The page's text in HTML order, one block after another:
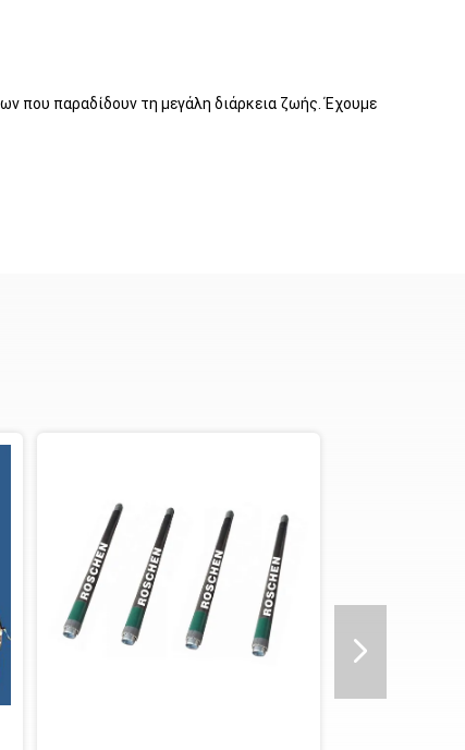
που παραδίδουν τη μεγάλη διάρκεια ζωής. Έχουμε